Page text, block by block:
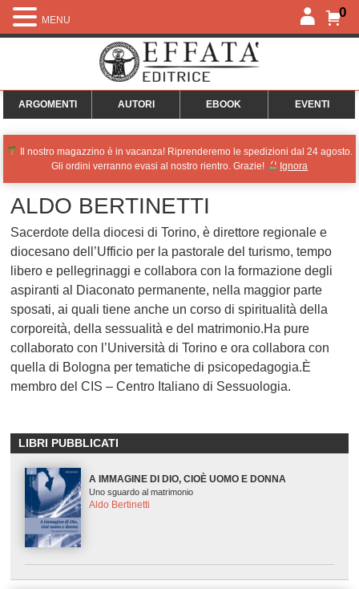
0
ARGOMENTI AUTORI EBOOK EVENTI
Il nostro magazzino è in vacanza! Riprenderemo le spedizioni dal 24 agosto.
Gli ordini verranno evasi al nostro rientro. Grazie!
Ignora
ALDO BERTINETTI
Sacerdote della diocesi di Torino, è direttore regionale e
diocesano dell’Ufficio per la pastorale del turismo, tempo
libero e pellegrinaggi e collabora con la formazione degli
aspiranti al Diaconato permanente, nella maggior parte
sposati, ai quali tiene anche un corso di spiritualità della
corporeità, della sessualità e del matrimonio.Ha pure
collaborato con l’Università di Torino e ora collabora con
quella di Bologna per tematiche di psicopedagogia.È
membro del CIS – Centro Italiano di Sessuologia.
LIBRI PUBBLICATI
A IMMAGINE DI DIO, CIOÈ UOMO E DONNA
Uno sguardo al matrimonio
Aldo Bertinetti
MENU